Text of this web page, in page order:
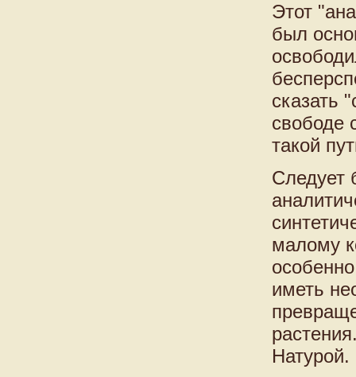
Этот
был
сказать
свободе
такой
Следует
малому
иметь
Натурой.